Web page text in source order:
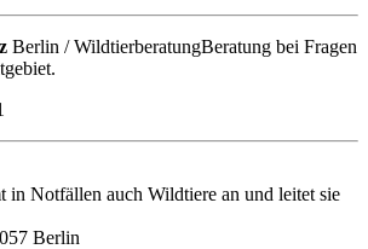
Berlin / WildtierberatungBeratung bei Fragen
in Notfällen auch Wildtiere an und leitet sie
Berlin